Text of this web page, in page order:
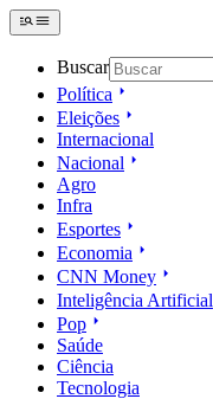
Buscar
Política
Eleições
Internacional
Nacional
Agro
Infra
Esportes
Economia
CNN Money
Inteligência Artificial
Pop
Saúde
Ciência
Tecnologia